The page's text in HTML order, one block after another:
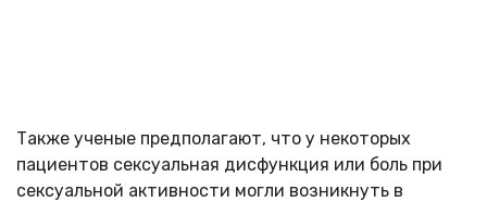
Также ученые предполагают, что у некоторых
пациентов сексуальная дисфункция или боль при
сексуальной активности могли возникнуть в